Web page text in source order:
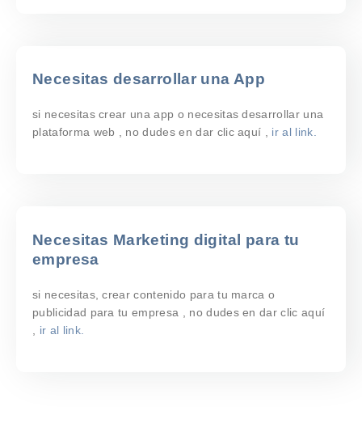
Necesitas desarrollar una App
si necesitas crear una app o necesitas desarrollar una
plataforma web , no dudes en dar clic aquí , ir al link.
Necesitas Marketing digital para tu
empresa
si necesitas, crear contenido para tu marca o
publicidad para tu empresa , no dudes en dar clic aquí
ir al link.